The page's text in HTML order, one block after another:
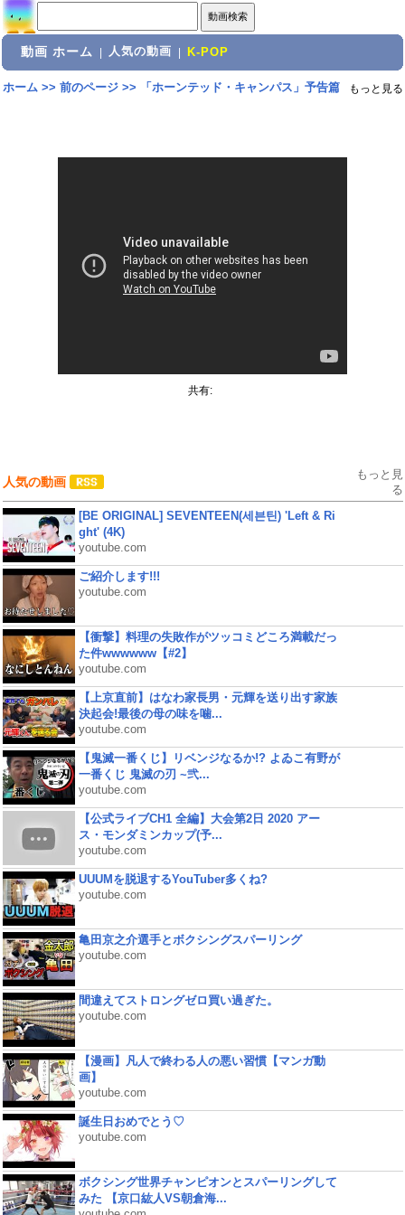
動画 ホーム 人気の動画 K-POP
ホーム>> 前のページ>> 「ホーンテッド・キャンパス」予告篇 もっと見る
共有:
人気の動画
もっと見
る
[BE ORIGINAL] SEVENTEEN(세븐틴) 'Left & Ri
ght' (4K)
youtube.com
ご紹介します!!!
youtube.com
【衝撃】料理の失敗作がツッコミどころ満載だっ
た件wwwwww【#2】
youtube.com
【上京直前】はなわ家長男・元輝を送り出す家族
決起会!最後の母の味を噛...
youtube.com
【鬼滅一番くじ】リベンジなるか!? よゐこ有野が
一番くじ 鬼滅の刃 ~弐...
youtube.com
【公式ライブCH1 全編】大会第2日 2020 アー
ス・モンダミンカップ(予...
youtube.com
UUUMを脱退するYouTuber多くね?
youtube.com
亀田京之介選手とボクシングスパーリング
youtube.com
間違えてストロングゼロ買い過ぎた。
youtube.com
【漫画】凡人で終わる人の悪い習慣【マンガ動
画】
youtube.com
誕生日おめでとう♡
youtube.com
ボクシング世界チャンピオンとスパーリングして
みた 【京口紘人VS朝倉海...